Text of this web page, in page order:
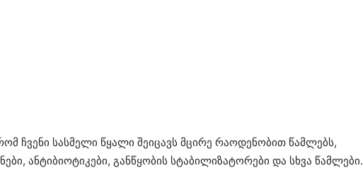
ჩვენი სასმელი წყალი შეიცავს მცირე რაოდენობით წამლებს,
ანტიბიოტიკები, განწყობის სტაბილიზატორები და სხვა წამლები.